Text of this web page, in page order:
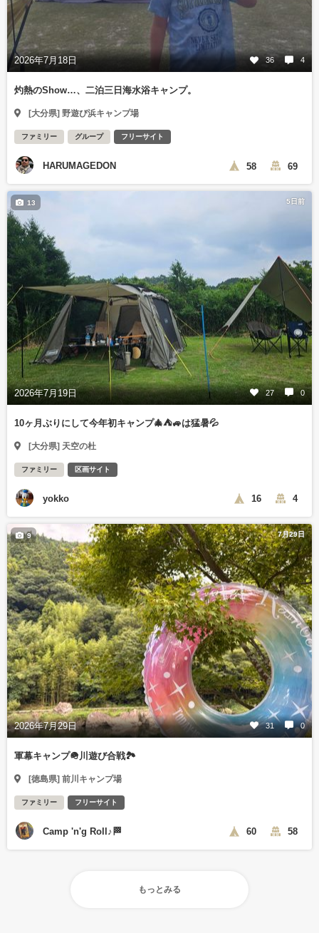
2026年7月18日 36 4
灼熱のShow…、二泊三日海水浴キャンプ。
[大分県] 野遊び浜キャンプ場
ファミリー グループ フリーサイト
HARUMAGEDON 58 69
5日前
2026年7月19日 27 0
13
10ヶ月ぶりにして今年初キャンプ🎄⛺🚙は猛暑💦
[大分県] 天空の杜
ファミリー 区画サイト
yokko 16 4
7月29日
2026年7月29日 31 0
9
軍幕キャンプ🪖川遊び合戦🏞️
[徳島県] 前川キャンプ場
ファミリー フリーサイト
Camp 'n'g Roll♪🏁 60 58
もっとみる